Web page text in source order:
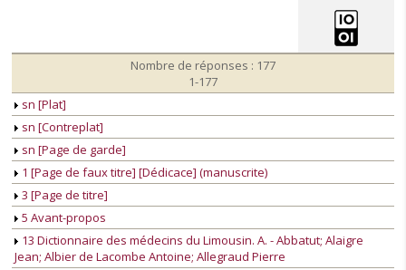
Nombre de réponses : 177
1-177
sn [Plat]
sn [Contreplat]
sn [Page de garde]
1 [Page de faux titre] [Dédicace] (manuscrite)
3 [Page de titre]
5 Avant-propos
13 Dictionnaire des médecins du Limousin. A. - Abbatut; Alaigre
Jean; Albier de Lacombe Antoine; Allegraud Pierre